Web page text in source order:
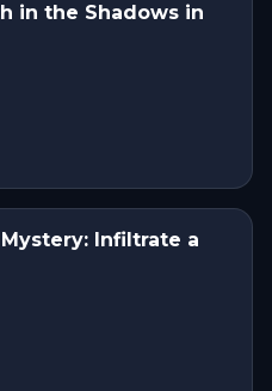
in the Shadows in
Infiltrate a